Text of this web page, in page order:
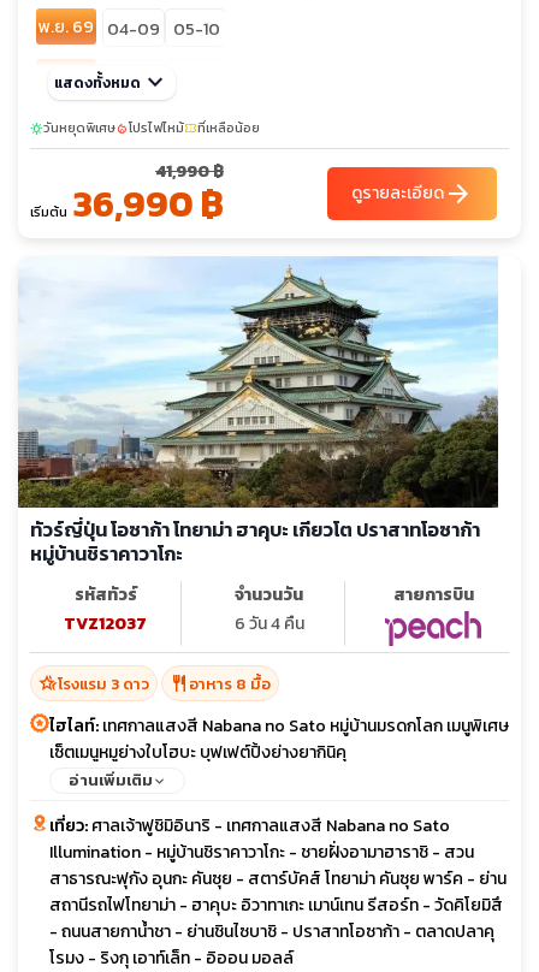
พ.ย. 69 04-09
05-10
ธ.ค. 69 03-08
แสดงทั้งหมด keyboard_arrow_down
sunnyวันหยุดพิเศษlocal_fire_departmentโปรไฟไหม้confirmation_numberที่เหลือน้อย
เริ่มต้น
41,990 ฿
36,990 ฿ ดูรายละเอียดarrow_forward
ทัวร์ญี่ปุ่น โอซาก้า โทยาม่า ฮาคุบะ เกียวโต ปราสาทโอซาก้า
หมู่บ้านชิราคาวาโกะ
รหัสทัวร์
TVZ12037
จำนวนวัน
6 วัน 4 คืน
สายการบิน
hotel_classโรงแรม 3 ดาว restaurant อาหาร 8 มื้อ
ไฮไลท์:เทศกาลแสงสี Nabana no Sato หมู่บ้านมรดกโลก เมนูพิเศษ
เซ็ตเมนูหมูย่างใบโฮบะ บุฟเฟต์ปิ้งย่างยากินิคุ
อ่านเพิ่มเติม
เที่ยว:ศาลเจ้าฟูชิมิอินาริ - เทศกาลแสงสี Nabana no Sato
Illumination - หมู่บ้านชิราคาวาโกะ - ชายฝั่งอามาฮาราชิ - สวน
สาธารณะฟุกัง อุนกะ คันซุย - สตาร์บัคส์ โทยาม่า คันซุย พาร์ค - ย่าน
สถานีรถไฟโทยาม่า - ฮาคุบะ อิวาทาเกะ เมาน์เทน รีสอร์ท - วัดคิโยมิสึ
- ถนนสายกาน้ำชา - ย่านชินไซบาชิ - ปราสาทโอซาก้า - ตลาดปลาคุ
โรมง - ริงกุ เอาท์เล็ท - อิออน มอลล์